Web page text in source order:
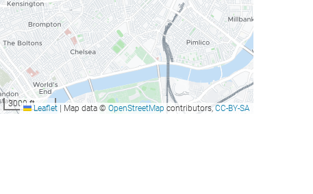
3000 ftLeaflet Map data © OpenStreetMap contributors,CC-BY-SA